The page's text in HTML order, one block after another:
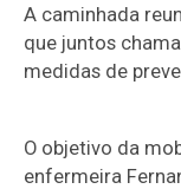
A caminhada
que juntos
medidas de
O objetivo da
enfermeira